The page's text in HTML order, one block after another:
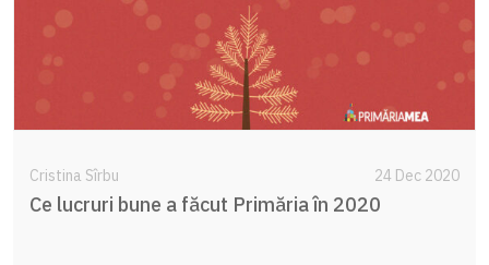
Cristina Sîrbu 24 Dec 2020
Ce lucruri bune a făcut Primăria în 2020